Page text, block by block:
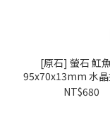
[原石] 螢石 魟
95x70x13mm 水晶
人選品系列
NT$680